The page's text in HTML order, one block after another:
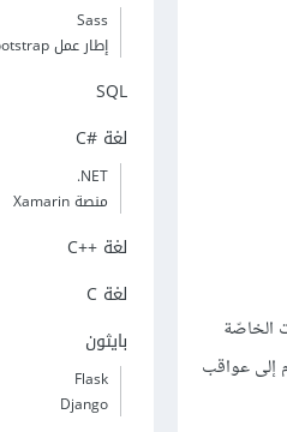
الخاصّة
إلى عواقب
Sass
إطار عمل Bootstrap
SQL
لغة C#‎
‎.NET
منصة Xamarin
لغة C++‎
لغة C
بايثون
Flask
Django